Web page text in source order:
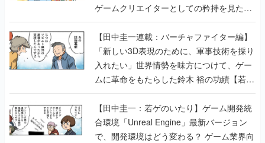
ゲームクリエイターとしての矜持を見た
【若ゲのいたり最終回】
【田中圭一連載：バーチャファイター編】
「新しい3D表現のために、軍事技術を採り
入れたい」世界情勢を味方につけて、ゲー
ムに革命をもたらした鈴木 裕の功績【若ゲ
のいたり】
【田中圭一：若ゲのいたり】ゲーム開発統
合環境「Unreal Engine」最新バージョン
で、開発環境はどう変わる？ ゲーム業界向